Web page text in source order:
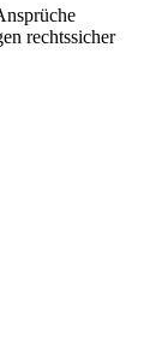
rechtssicher